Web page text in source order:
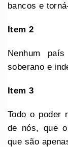
bancos e
Item 2
Nenhum
soberano e
Item 3
Todo o poder
de nós, que
que são